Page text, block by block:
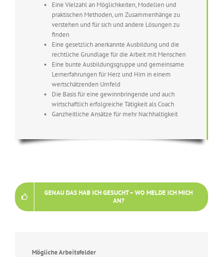
Eine Vielzahl an Möglichkeiten, Modellen und
praktischen Methoden, um Zusammenhänge zu
verstehen und für sich und andere Lösungen zu
finden
Eine gesetzlich anerkannte Ausbildung und die
rechtliche Grundlage für die Arbeit mit Menschen
Eine bunte Ausbildungsgruppe und gemeinsame
Lernerfahrungen für Herz und Hirn in einem
wertschätzenden Umfeld
Die Basis für eine gewinnbringende und auch
wirtschaftlich erfolgreiche Tätigkeit als Coach
Ganzheitliche Ansätze für mehr Nachhaltigkeit
GENAU DAS HAB ICH GESUCHT – WO MELDE ICH MICH
AN?
Mögliche Arbeitsfelder